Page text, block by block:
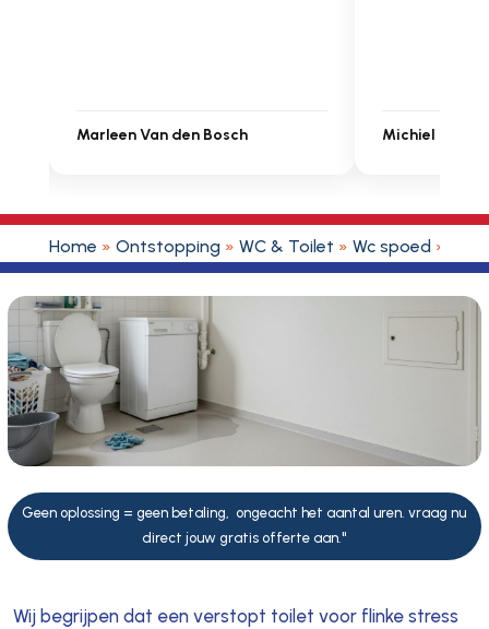
Michiel Uitdenbongerd Sarah Touat
Home » Ontstopping » WC & Toilet » Wc spoed »
Geen oplossing = geen betaling, ongeacht het aantal uren. vraag nu
direct jouw gratis offerte aan."
Wij begrijpen dat een verstopt toilet voor flinke stress